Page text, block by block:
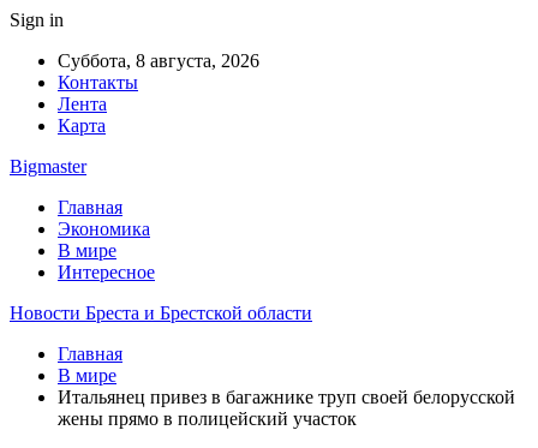
Sign in
Суббота, 8 августа, 2026
Контакты
Лента
Карта
Bigmaster
Главная
Экономика
В мире
Интересное
Новости Бреста и Брестской области
Главная
В мире
Итальянец привез в багажнике труп своей белорусской
жены прямо в полицейский участок